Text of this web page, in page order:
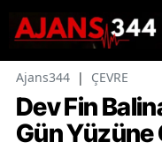
Ajans344 | ÇEVRE
Dev Fin
Gün Yüzüne